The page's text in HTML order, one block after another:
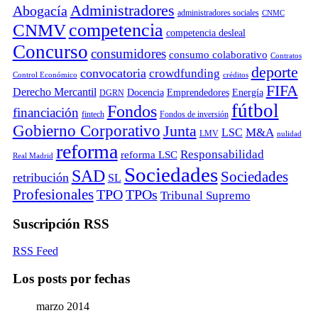
Abogacía Administradores administradores sociales CNMC
CNMV competencia competencia desleal
Concurso consumidores consumo colaborativo Contratos
Control Económico convocatoria crowdfunding créditos deporte
Derecho Mercantil DGRN Docencia Emprendedores Energía FIFA
financiación fintech Fondos Fondos de inversión fútbol
Gobierno Corporativo Junta LMV LSC M&A nulidad
Real Madrid reforma reforma LSC Responsabilidad
retribución SAD SL Sociedades Sociedades
Profesionales TPO TPOs Tribunal Supremo
Suscripción RSS
RSS Feed
Los posts por fechas
marzo 2014